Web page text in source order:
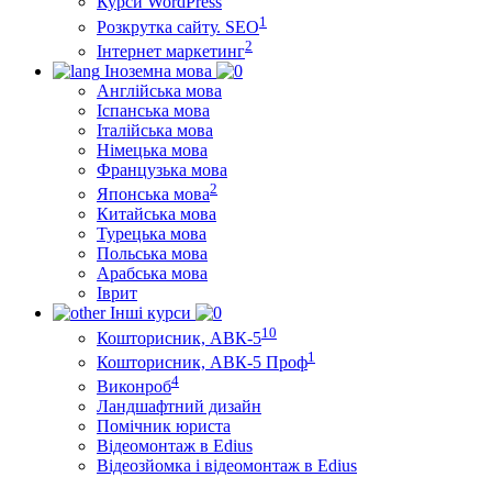
Розкрутка сайту. SEO1
Інтернет маркетинг2
Іноземна мова
Англійська мова
Іспанська мова
Італійська мова
Німецька мова
Французька мова
Японська мова2
Китайська мова
Турецька мова
Польська мова
Арабська мова
Іврит
Інші курси
Кошторисник, АВК-510
Кошторисник, АВК-5 Проф1
Виконроб4
Ландшафтний дизайн
Помічник юриста
Відеомонтаж в Edius
Відеозйомка і відеомонтаж в Edius